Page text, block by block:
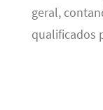
geral,
qualificados